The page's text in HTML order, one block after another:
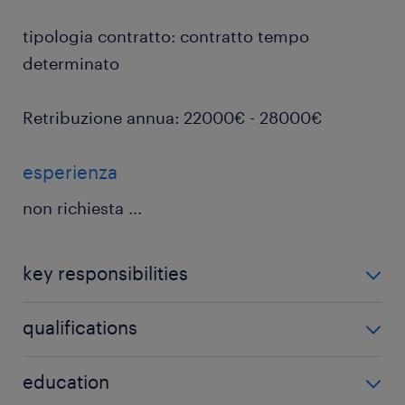
tipologia contratto: contratto tempo
determinato
Retribuzione annua: 22000€ - 28000€
esperienza
non richiesta ...
key responsibilities
seguendo le istruzioni di produzione.
qualifications
education